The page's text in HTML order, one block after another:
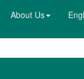
About Us